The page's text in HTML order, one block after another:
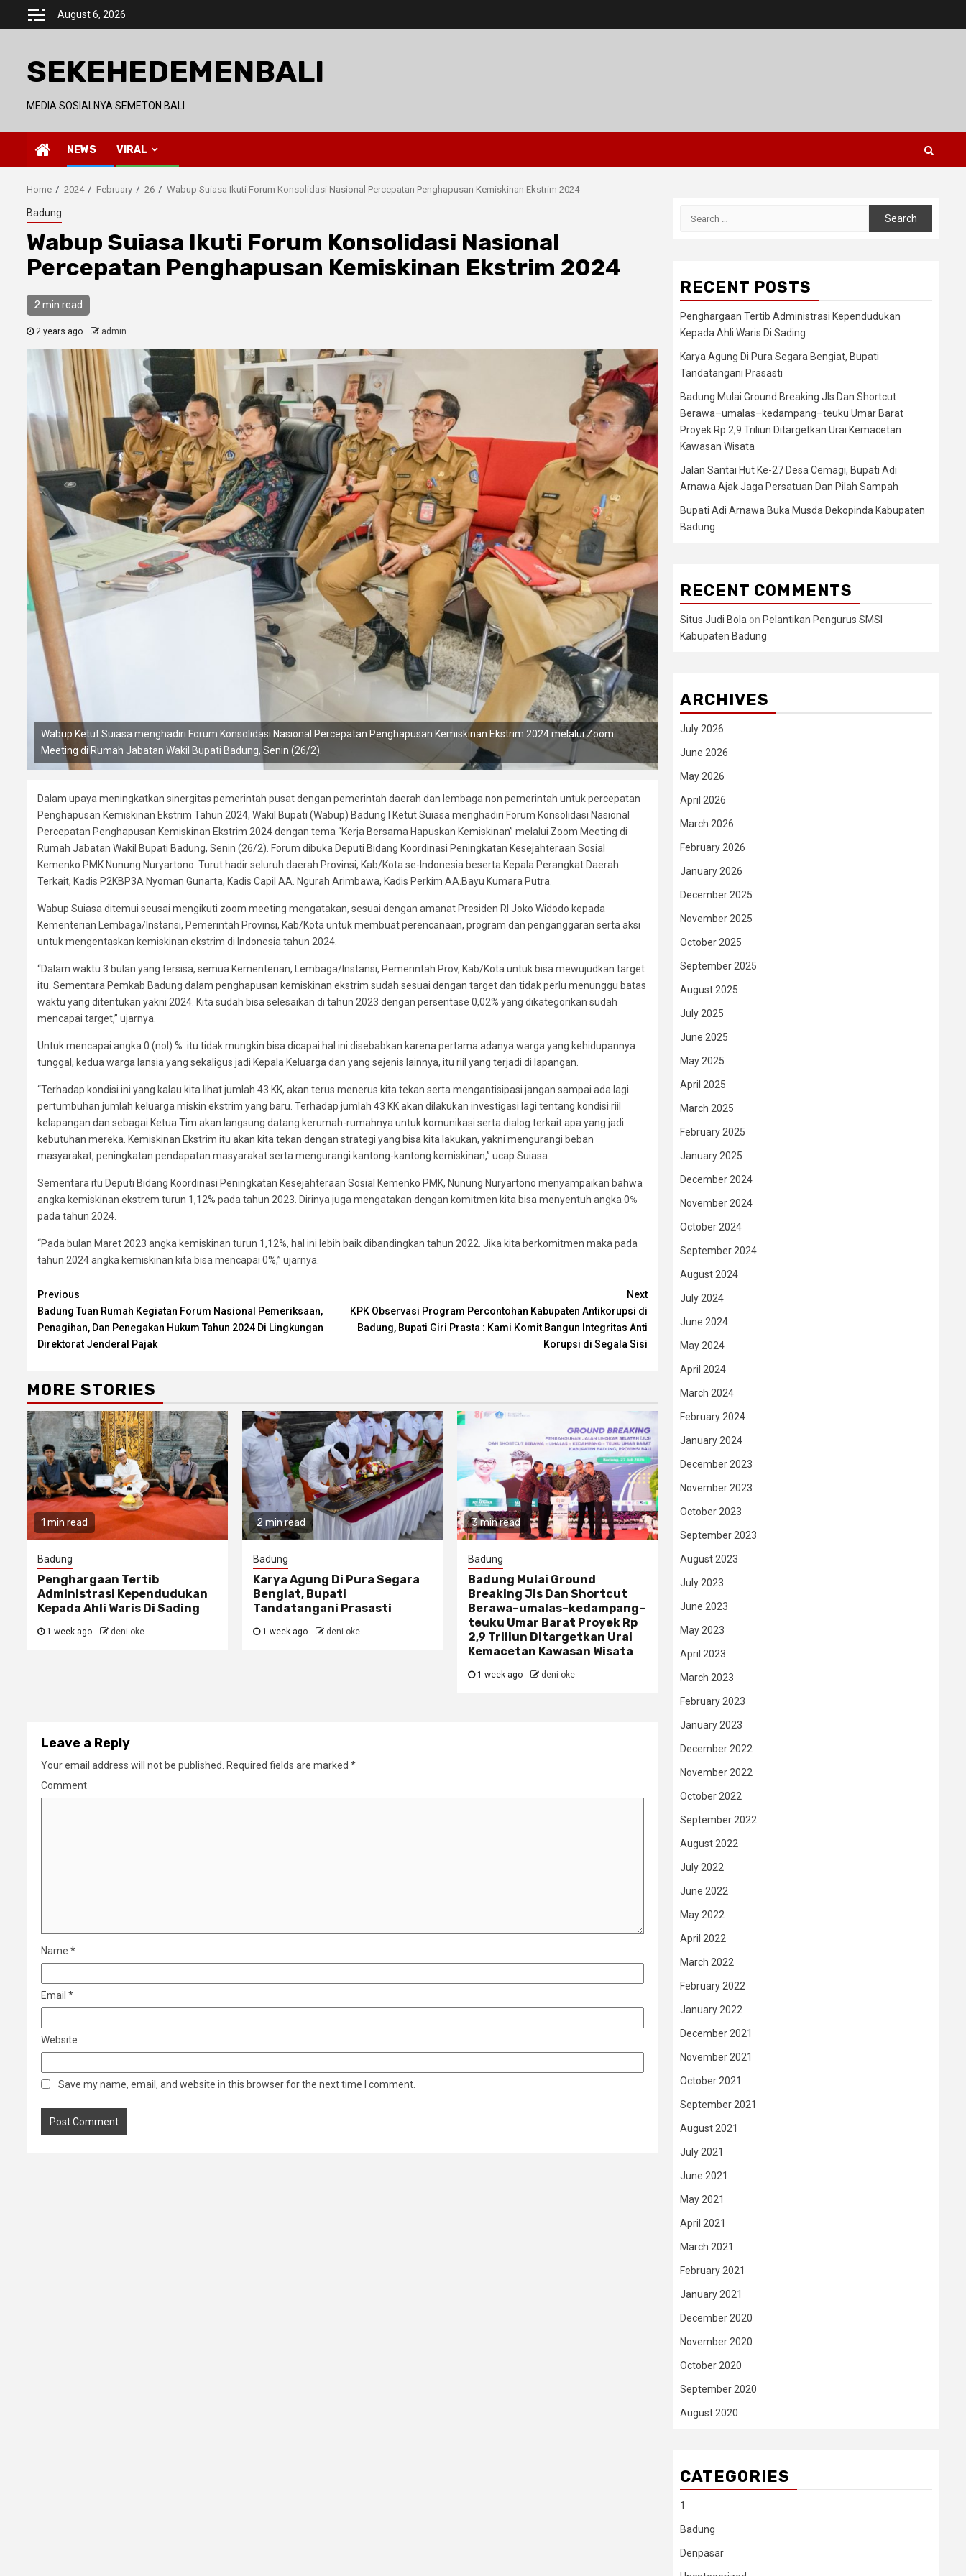
August 6, 2026
SEKEHEDEMENBALI
MEDIA SOSIALNYA SEMETON BALI
NEWS VIRAL
Home 2024 February 26 Wabup Suiasa Ikuti Forum Konsolidasi Nasional Percepatan Penghapusan Kemiskinan Ekstrim 2024
Badung
Wabup Suiasa Ikuti Forum Konsolidasi Nasional
Percepatan Penghapusan Kemiskinan Ekstrim 2024
2 min read
2 years ago admin
Wabup Ketut Suiasa menghadiri Forum Konsolidasi Nasional Percepatan Penghapusan Kemiskinan Ekstrim 2024 melalui Zoom
Meeting di Rumah Jabatan Wakil Bupati Badung, Senin (26/2).
Dalam upaya meningkatkan sinergitas pemerintah pusat dengan pemerintah daerah dan lembaga non pemerintah untuk percepatan
Penghapusan Kemiskinan Ekstrim Tahun 2024, Wakil Bupati (Wabup) Badung I Ketut Suiasa menghadiri Forum Konsolidasi Nasional
Percepatan Penghapusan Kemiskinan Ekstrim 2024 dengan tema “Kerja Bersama Hapuskan Kemiskinan” melalui Zoom Meeting di
Rumah Jabatan Wakil Bupati Badung, Senin (26/2). Forum dibuka Deputi Bidang Koordinasi Peningkatan Kesejahteraan Sosial
Kemenko PMK Nunung Nuryartono. Turut hadir seluruh daerah Provinsi, Kab/Kota se-Indonesia beserta Kepala Perangkat Daerah
Terkait, Kadis P2KBP3A Nyoman Gunarta, Kadis Capil AA. Ngurah Arimbawa, Kadis Perkim AA.Bayu Kumara Putra.
Wabup Suiasa ditemui seusai mengikuti zoom meeting mengatakan, sesuai dengan amanat Presiden RI Joko Widodo kepada
Kementerian Lembaga/Instansi, Pemerintah Provinsi, Kab/Kota untuk membuat perencanaan, program dan penganggaran serta aksi
untuk mengentaskan kemiskinan ekstrim di Indonesia tahun 2024.
“Dalam waktu 3 bulan yang tersisa, semua Kementerian, Lembaga/Instansi, Pemerintah Prov, Kab/Kota untuk bisa mewujudkan target
itu. Sementara Pemkab Badung dalam penghapusan kemiskinan ekstrim sudah sesuai dengan target dan tidak perlu menunggu batas
waktu yang ditentukan yakni 2024. Kita sudah bisa selesaikan di tahun 2023 dengan persentase 0,02% yang dikategorikan sudah
mencapai target,” ujarnya.
Untuk mencapai angka 0 (nol) % itu tidak mungkin bisa dicapai hal ini disebabkan karena pertama adanya warga yang kehidupannya
tunggal, kedua warga lansia yang sekaligus jadi Kepala Keluarga dan yang sejenis lainnya, itu riil yang terjadi di lapangan.
“Terhadap kondisi ini yang kalau kita lihat jumlah 43 KK, akan terus menerus kita tekan serta mengantisipasi jangan sampai ada lagi
pertumbuhan jumlah keluarga miskin ekstrim yang baru. Terhadap jumlah 43 KK akan dilakukan investigasi lagi tentang kondisi riil
kelapangan dan sebagai Ketua Tim akan langsung datang kerumah-rumahnya untuk komunikasi serta dialog terkait apa yang jadi
kebutuhan mereka. Kemiskinan Ekstrim itu akan kita tekan dengan strategi yang bisa kita lakukan, yakni mengurangi beban
masyarakat, peningkatan pendapatan masyarakat serta mengurangi kantong-kantong kemiskinan,” ucap Suiasa.
Sementara itu Deputi Bidang Koordinasi Peningkatan Kesejahteraan Sosial Kemenko PMK, Nunung Nuryartono menyampaikan bahwa
angka kemiskinan ekstrem turun 1,12% pada tahun 2023. Dirinya juga mengatakan dengan komitmen kita bisa menyentuh angka 0℅
pada tahun 2024.
“Pada bulan Maret 2023 angka kemiskinan turun 1,12%, hal ini lebih baik dibandingkan tahun 2022. Jika kita berkomitmen maka pada
tahun 2024 angka kemiskinan kita bisa mencapai 0%,” ujarnya.
Continue
Reading
Previous
Badung Tuan Rumah Kegiatan Forum Nasional Pemeriksaan,
Penagihan, Dan Penegakan Hukum Tahun 2024 Di Lingkungan
Direktorat Jenderal Pajak
Next
KPK Observasi Program Percontohan Kabupaten Antikorupsi di
Badung, Bupati Giri Prasta : Kami Komit Bangun Integritas Anti
Korupsi di Segala Sisi
MORE STORIES
1 min read
Badung
Penghargaan Tertib
Administrasi Kependudukan
Kepada Ahli Waris Di Sading
1 week ago deni oke
2 min read
Badung
Karya Agung Di Pura Segara
Bengiat, Bupati
Tandatangani Prasasti
1 week ago deni oke
3 min read
Badung
Badung Mulai Ground
Breaking Jls Dan Shortcut
Berawa–umalas–kedampang–
teuku Umar Barat Proyek Rp
2,9 Triliun Ditargetkan Urai
Kemacetan Kawasan Wisata
1 week ago deni oke
Leave a Reply
Your email address will not be published. Required fields are marked *
Comment
Name *
Email *
Website
Save my name, email, and website in this browser for the next time I comment.
RECENT POSTS
Penghargaan Tertib Administrasi Kependudukan
Kepada Ahli Waris Di Sading
Karya Agung Di Pura Segara Bengiat, Bupati
Tandatangani Prasasti
Badung Mulai Ground Breaking Jls Dan Shortcut
Berawa–umalas–kedampang–teuku Umar Barat
Proyek Rp 2,9 Triliun Ditargetkan Urai Kemacetan
Kawasan Wisata
Jalan Santai Hut Ke-27 Desa Cemagi, Bupati Adi
Arnawa Ajak Jaga Persatuan Dan Pilah Sampah
Bupati Adi Arnawa Buka Musda Dekopinda Kabupaten
Badung
RECENT COMMENTS
Situs Judi Bola on Pelantikan Pengurus SMSI
Kabupaten Badung
ARCHIVES
July 2026
June 2026
May 2026
April 2026
March 2026
February 2026
January 2026
December 2025
November 2025
October 2025
September 2025
August 2025
July 2025
June 2025
May 2025
April 2025
March 2025
February 2025
January 2025
December 2024
November 2024
October 2024
September 2024
August 2024
July 2024
June 2024
May 2024
April 2024
March 2024
February 2024
January 2024
December 2023
November 2023
October 2023
September 2023
August 2023
July 2023
June 2023
May 2023
April 2023
March 2023
February 2023
January 2023
December 2022
November 2022
October 2022
September 2022
August 2022
July 2022
June 2022
May 2022
April 2022
March 2022
February 2022
January 2022
December 2021
November 2021
October 2021
September 2021
August 2021
July 2021
June 2021
May 2021
April 2021
March 2021
February 2021
January 2021
December 2020
November 2020
October 2020
September 2020
August 2020
CATEGORIES
1
Badung
Denpasar